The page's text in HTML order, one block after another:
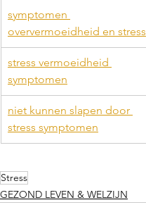
symptomen
oververmoeidheid en stress
stress vermoeidheid
symptomen
niet kunnen slapen door
stress symptomen
Stress
GEZOND LEVEN & WELZIJN